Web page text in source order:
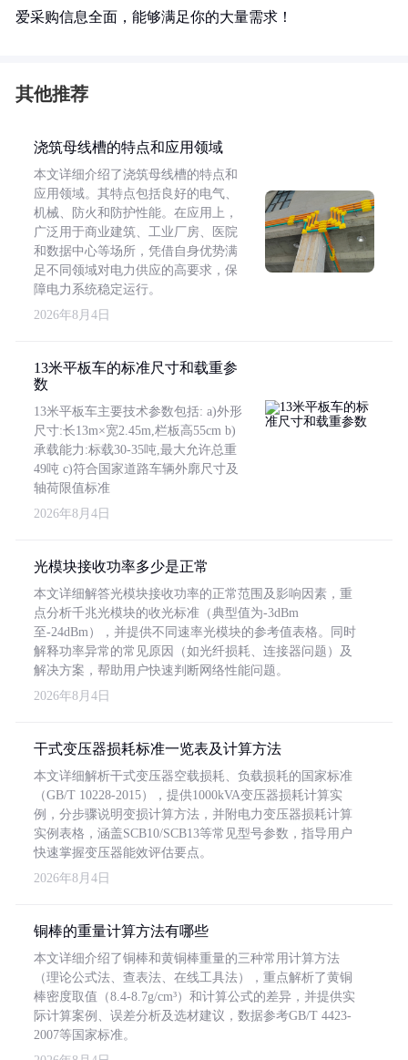
爱采购信息全面，能够满足你的大量需求！
其他推荐
浇筑母线槽的特点和应用领域
本文详细介绍了浇筑母线槽的特点和
应用领域。其特点包括良好的电气、
机械、防火和防护性能。在应用上，
广泛用于商业建筑、工业厂房、医院
和数据中心等场所，凭借自身优势满
足不同领域对电力供应的高要求，保
障电力系统稳定运行。
2026年8月4日
13米平板车的标准尺寸和载重参
数
13米平板车主要技术参数包括: a)外形
尺寸:长13m×宽2.45m,栏板高55cm b)
承载能力:标载30-35吨,最大允许总重
49吨 c)符合国家道路车辆外廓尺寸及
轴荷限值标准
2026年8月4日
光模块接收功率多少是正常
本文详细解答光模块接收功率的正常范围及影响因素，重
点分析千兆光模块的收光标准（典型值为-3dBm
至-24dBm），并提供不同速率光模块的参考值表格。同时
解释功率异常的常见原因（如光纤损耗、连接器问题）及
解决方案，帮助用户快速判断网络性能问题。
2026年8月4日
干式变压器损耗标准一览表及计算方法
本文详细解析干式变压器空载损耗、负载损耗的国家标准
（GB/T 10228-2015），提供1000kVA变压器损耗计算实
例，分步骤说明变损计算方法，并附电力变压器损耗计算
实例表格，涵盖SCB10/SCB13等常见型号参数，指导用户
快速掌握变压器能效评估要点。
2026年8月4日
铜棒的重量计算方法有哪些
本文详细介绍了铜棒和黄铜棒重量的三种常用计算方法
（理论公式法、查表法、在线工具法），重点解析了黄铜
棒密度取值（8.4-8.7g/cm³）和计算公式的差异，并提供实
际计算案例、误差分析及选材建议，数据参考GB/T 4423-
2007等国家标准。